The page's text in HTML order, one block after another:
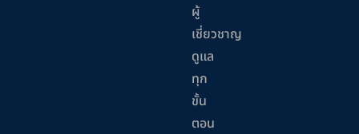
ผู้
เชี่ยวชาญ
ดูแล
ทุก
ขั้น
ตอน